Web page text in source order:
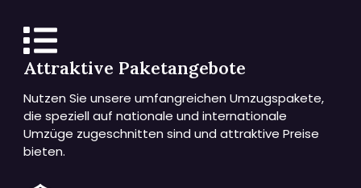
Attraktive Paketangebote
Nutzen Sie unsere umfangreichen Umzugspakete,
die speziell auf nationale und internationale
Umzüge zugeschnitten sind und attraktive Preise
bieten.